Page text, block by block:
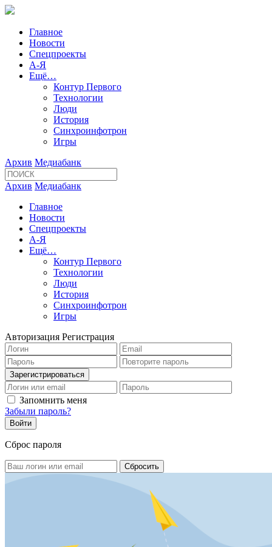
Главное
Новости
Спецпроекты
А-Я
Ещё…
Контур Первого
Технологии
Люди
История
Синхроинфотрон
Игры
Архив Медиабанк
Архив Медиабанк
Главное
Новости
Спецпроекты
А-Я
Ещё…
Контур Первого
Технологии
Люди
История
Синхроинфотрон
Игры
Авторизация Регистрация
Запомнить меня
Забыли пароль?
Сброс пароля